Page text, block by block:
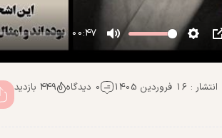
00:47
: 16 فروردین 1405 0 دیدگاه 449 بازدید